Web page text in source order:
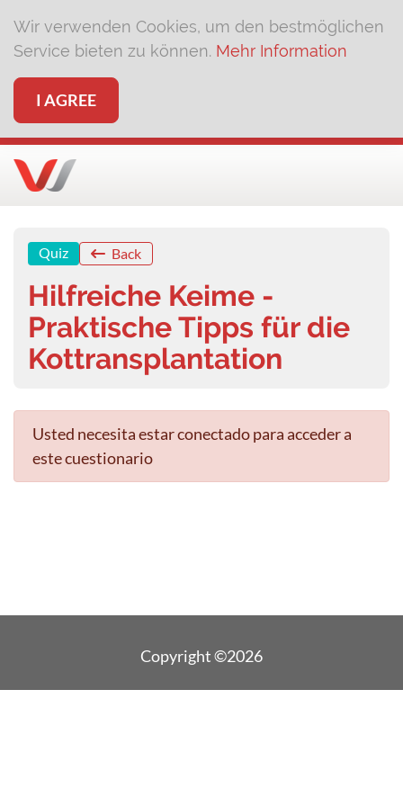
Wir verwenden Cookies, um den bestmöglichen
Service bieten zu können. Mehr Information
I AGREE
Quiz Back
Hilfreiche Keime -
Praktische Tipps für die
Kottransplantation
Usted necesita estar conectado para acceder a
este cuestionario
Copyright ©2026